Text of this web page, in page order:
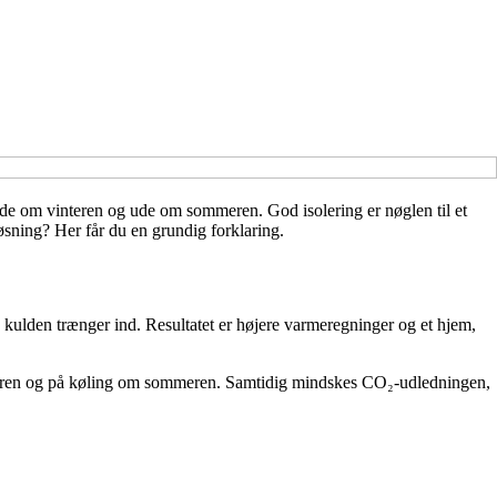
om vinteren og ude om sommeren. God isolering er nøglen til et
Her får du en grundig forklaring.
trænger ind. Resultatet er højere varmeregninger og et hjem,
og på køling om sommeren. Samtidig mindskes CO₂-udledningen,